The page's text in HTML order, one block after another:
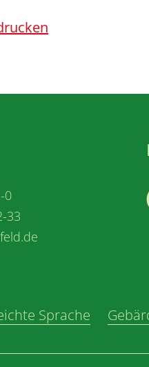
0
33
Sprache